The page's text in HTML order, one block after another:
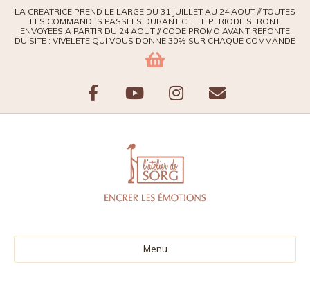
LA CREATRICE PREND LE LARGE DU 31 JUILLET AU 24 AOUT // TOUTES
LES COMMANDES PASSEES DURANT CETTE PERIODE SERONT
ENVOYEES A PARTIR DU 24 AOUT // CODE PROMO AVANT REFONTE
DU SITE : VIVELETE QUI VOUS DONNE 30% SUR CHAQUE COMMANDE
FacebookYoutubeInstagram
Email
Menu